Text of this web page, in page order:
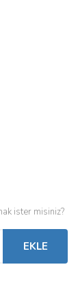
ister misiniz?
EKLE